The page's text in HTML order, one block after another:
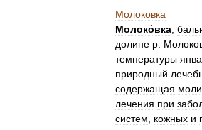
Молоковка
Молоко́вка
долине р
температуры
природный
содержащая
лечения при
систем
кожных и